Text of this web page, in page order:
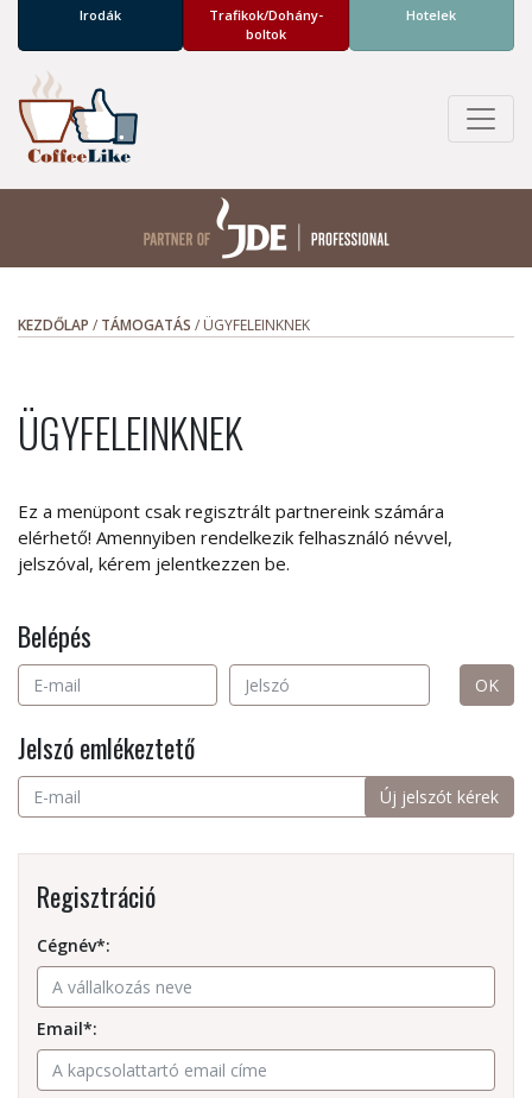
Irodák
Trafikok/­Dohány­
boltok
Hotelek
KEZDŐLAP / TÁMOGATÁS / ÜGYFELEINKNEK
ÜGYFELEINKNEK
Ez a menüpont csak regisztrált partnereink számára
elérhető! Amennyiben rendelkezik felhasználó névvel,
jelszóval, kérem jelentkezzen be.
Belépés
Jelszó emlékeztető
Regisztráció
Cégnév*:
Email*: